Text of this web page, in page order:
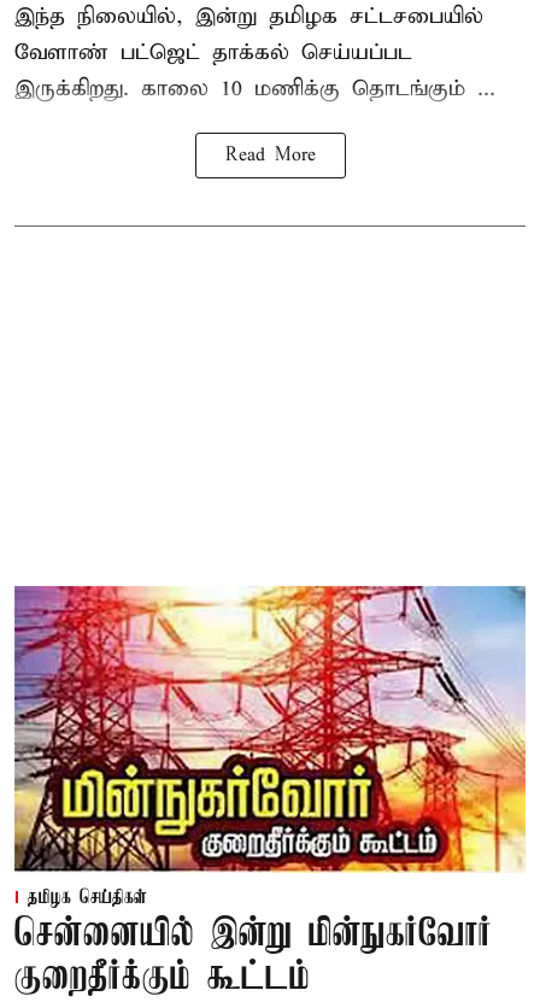
இந்த நிலையில், இன்று தமிழக சட்டசபையில்
வேளாண் பட்ஜெட் தாக்கல் செய்யப்பட
இருக்கிறது. காலை 10 மணிக்கு தொடங்கும் ...
Read More
தமிழக செய்திகள்
சென்னையில் இன்று மின்நுகர்வோர்
குறைதீர்க்கும் கூட்டம்